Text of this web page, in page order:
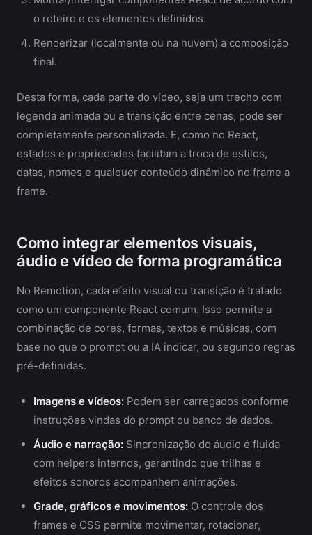
o roteiro e os elementos definidos.
Renderizar (localmente ou na nuvem) a composição
final.
Desta forma, cada parte do vídeo, seja um trecho com
legenda animada ou a transição entre cenas, pode ser
completamente personalizada. E, como no React,
estados e propriedades facilitam a troca de estilos,
datas, nomes e qualquer conteúdo dinâmico no frame a
frame.
Como integrar elementos visuais,
áudio e vídeo de forma programática
No Remotion, cada efeito visual ou transição é tratado
como um componente React comum. Isso permite a
combinação de cores, formas, textos e músicas, com
base no que o prompt ou a IA indicar, ou segundo regras
pré-definidas.
Imagens e vídeos: Podem ser carregados conforme
instruções vindas do prompt ou banco de dados.
Áudio e narração: Sincronização do áudio é fluida
com helpers internos, garantindo que trilhas e
efeitos sonoros acompanhem animações.
Grade, gráficos e movimentos: O controle dos
frames e CSS permite movimentar, rotacionar,